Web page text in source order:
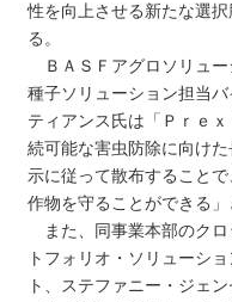
性を向上させる新たな選
る。
ＢＡＳＦアグロソリュー
種子ソリューション担当
ティアンス氏は「Ｐｒｅ
続可能な害虫防除に向け
示に従って散布すること
作物を守ることができる」
また、同事業本部のクロ
トフォリオ・ソリューシ
ト、ステファニー・ジェ